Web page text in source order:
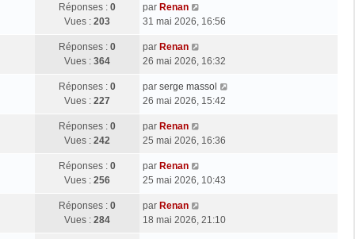
Réponses : 0
Vues : 203
par Renan
31 mai 2026, 16:56
Réponses : 0
Vues : 364
par Renan
26 mai 2026, 16:32
Réponses : 0
Vues : 227
par serge massol
26 mai 2026, 15:42
Réponses : 0
Vues : 242
par Renan
25 mai 2026, 16:36
Réponses : 0
Vues : 256
par Renan
25 mai 2026, 10:43
Réponses : 0
Vues : 284
par Renan
18 mai 2026, 21:10